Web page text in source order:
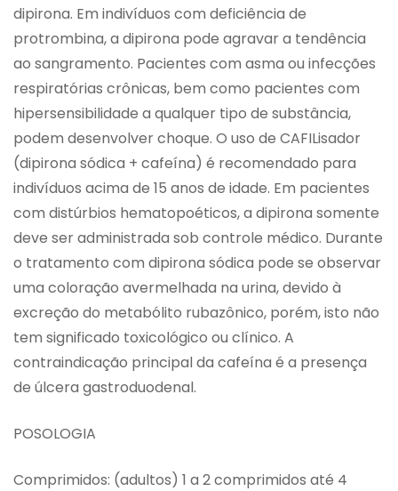
dipirona. Em indivíduos com deficiência de
protrombina, a dipirona pode agravar a tendência
ao sangramento. Pacientes com asma ou infecções
respiratórias crônicas, bem como pacientes com
hipersensibilidade a qualquer tipo de substância,
podem desenvolver choque. O uso de CAFILisador
(dipirona sódica + cafeína) é recomendado para
indivíduos acima de 15 anos de idade. Em pacientes
com distúrbios hematopoéticos, a dipirona somente
deve ser administrada sob controle médico. Durante
o tratamento com dipirona sódica pode se observar
uma coloração avermelhada na urina, devido à
excreção do metabólito rubazônico, porém, isto não
tem significado toxicológico ou clínico. A
contraindicação principal da cafeína é a presença
de úlcera gastroduodenal.
POSOLOGIA
Comprimidos: (adultos) 1 a 2 comprimidos até 4